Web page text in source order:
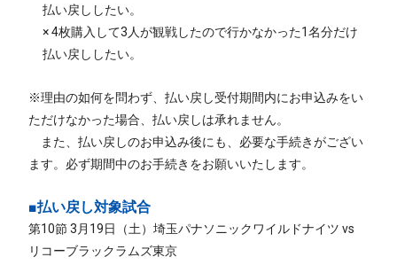
払い戻ししたい。
× 4枚購入して3人が観戦したので行かなかった1名分だけ
払い戻ししたい。
※理由の如何を問わず、払い戻し受付期間内にお申込みをい
ただけなかった場合、払い戻しは承れません。
また、払い戻しのお申込み後にも、必要な手続きがござい
ます。必ず期間中のお手続きをお願いいたします。
■払い戻し対象試合
第10節 3月19日（土）埼玉パナソニックワイルドナイツ vs
リコーブラックラムズ東京